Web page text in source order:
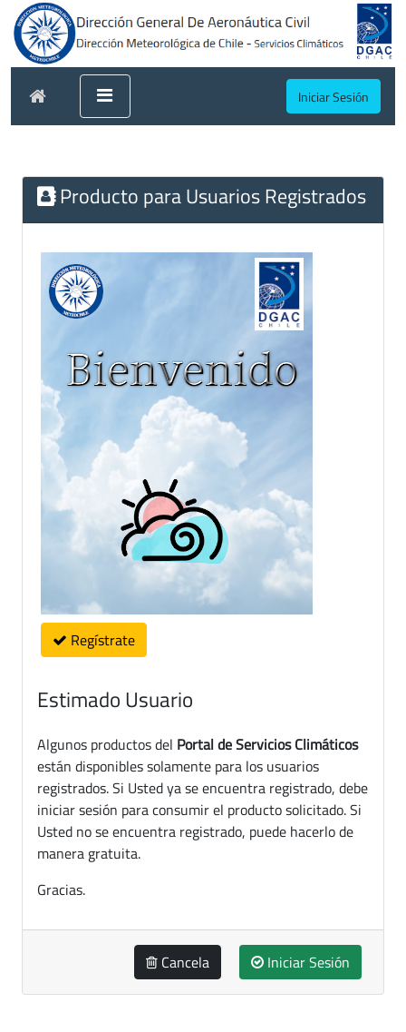
Iniciar Sesión
Producto para Usuarios Registrados
Regístrate
Estimado Usuario
Algunos productos del Portal de Servicios Climáticos
están disponibles solamente para los usuarios
registrados. Si Usted ya se encuentra registrado, debe
iniciar sesión para consumir el producto solicitado. Si
Usted no se encuentra registrado, puede hacerlo de
manera gratuita.
Gracias.
Cancela Iniciar Sesión